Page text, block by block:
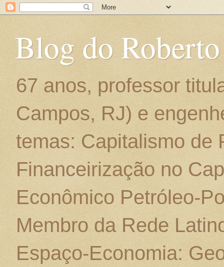
Blog do
67 anos, professor
Campos, RJ) e
temas: Capitalismo de
Financeirização no
Econômico Petróleo-
Membro da Rede
Espaço-Economia: